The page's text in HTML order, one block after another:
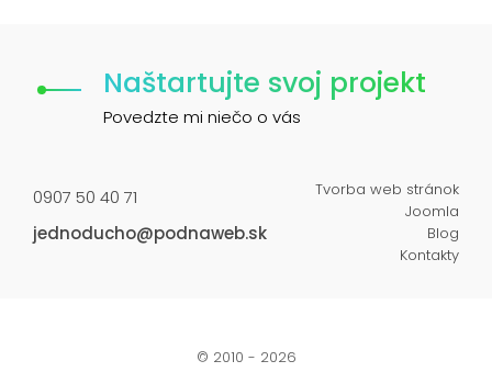
Naštartujte svoj projekt
Povedzte mi niečo o vás
0907 50 40 71
jednoducho@podnaweb.sk
Tvorba web stránok
Joomla
Blog
Kontakty
© 2010 - 2026